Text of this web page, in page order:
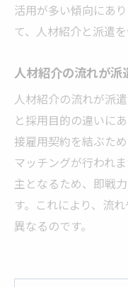
活用が多い傾向にあ
て、人材紹介と派遣
人材紹介の流れが派
人材紹介の流れが派
と採用目的の違いに
接雇用契約を結ぶた
マッチングが行われ
主となるため、即戦
す。これにより、流
異なるのです。